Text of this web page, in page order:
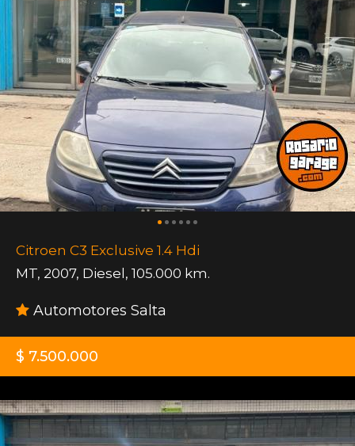
Citroen C3 Exclusive 1.4 Hdi
MT, 2007, Diesel, 105.000 km.
Automotores Salta
$ 7.500.000